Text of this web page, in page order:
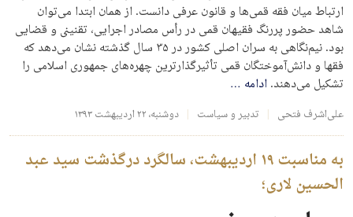
ارتباط میان فقه قمی‌ها و قانون عرفی دانست. از همان ابتدا می‌توان
شاهد حضور پررنگ فقیهان قمی در رأس مصادر اجرایی، تقنینی و قضایی
بود. نیم‌نگاهی به سران اصلی کشور در ۳۵ سال گذشته نشان می‌دهد که
فقها و دانش‌آموختگان قمی تأثیرگذارترین چهره‌های جمهوری اسلامی را
تشکیل می‌دهند.ادامه …
علی‌اشرف فتحی تدبیر و سیاست دوشنبه، ۲۲ اردیبهشت ۱۳۹۳
به مناسبت ۱۹ اردیبهشت، سالگرد درگذشت سید عبد
الحسین لاری؛